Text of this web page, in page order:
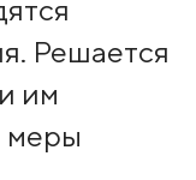
Решается
им
меры